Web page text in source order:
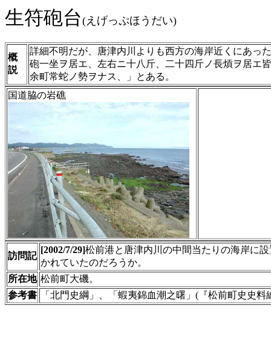
生符砲台(えげっぷほうだい)
概
説
詳細不明だが、唐津内川よりも西方の海岸近くにあっ
砲一坐ヲ居エ、左右ニ十八斤、二十四斤ノ長熕ヲ居エ
余町常蛇ノ勢ヲナス、」とある。
国道脇の岩礁
訪問記
[2002/7/29]松前港と唐津内川の中間当たりの海岸に
かれていたのだろうか。
所在地 松前町大磯。
参考書
「北門史綱」、「蝦夷錦血潮之曙」(『松前町史史料